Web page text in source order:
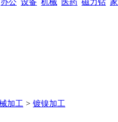
加工 > 镀镍加工